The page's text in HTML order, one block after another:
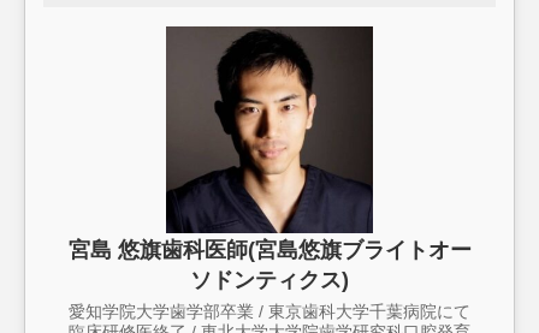
宮島 悠旗歯科医師(宮島悠旗ブライトオー
ソドンティクス)
愛知学院大学歯学部卒業 / 東京歯科大学千葉病院にて